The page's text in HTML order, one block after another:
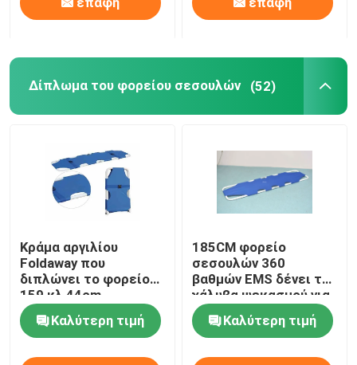
Δίπλωμα του φορείου σεσουλών (52)
Κράμα αργιλίου
Foldaway που
διπλώνει το φορείο
159 κλ 44cm
σεσουλών
Καλύτερη τιμή
185CM φορείο
σεσουλών 360
βαθμών EMS δένει το
χάλυβα ψεκασμού για
την υπομονετική
μεταφοράΚαλύτερη τιμή